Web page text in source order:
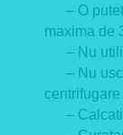
– O puteti
maxima de
– Nu
– Nu
centrifugare
– Calcati